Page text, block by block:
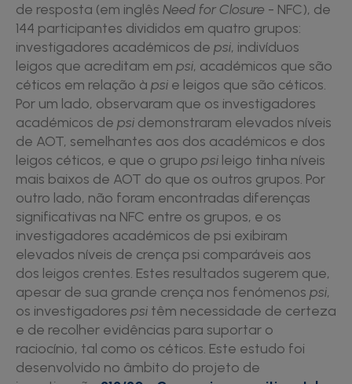
de resposta (em inglês Need for Closure - NFC), de
144 participantes divididos em quatro grupos:
investigadores académicos de psi, indivíduos
leigos que acreditam em psi, académicos que são
céticos em relação à psi e leigos que são céticos.
Por um lado, observaram que os investigadores
académicos de psi demonstraram elevados níveis
de AOT, semelhantes aos dos académicos e dos
leigos céticos, e que o grupo psi leigo tinha níveis
mais baixos de AOT do que os outros grupos. Por
outro lado, não foram encontradas diferenças
significativas na NFC entre os grupos, e os
investigadores académicos de psi exibiram
elevados níveis de crença psi comparáveis ​​aos
dos leigos crentes. Estes resultados sugerem que,
apesar de sua grande crença nos fenómenos psi,
os investigadores psi têm necessidade de certeza
e de recolher evidências para suportar o
raciocínio, tal como os céticos. Este estudo foi
desenvolvido no âmbito do projeto de